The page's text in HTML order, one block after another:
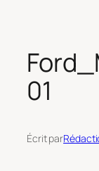
01
Écrit par